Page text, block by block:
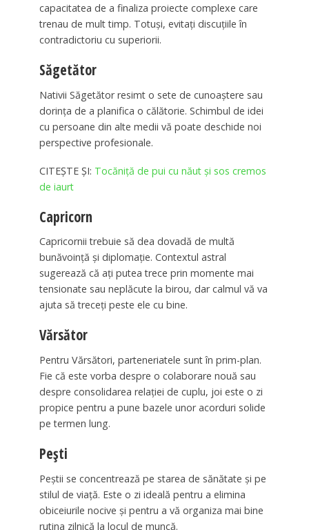
capacitatea de a finaliza proiecte complexe care
trenau de mult timp. Totuși, evitați discuțiile în
contradictoriu cu superiorii.
Săgetător
Nativii Săgetător resimt o sete de cunoaștere sau
dorința de a planifica o călătorie. Schimbul de idei
cu persoane din alte medii vă poate deschide noi
perspective profesionale.
CITEȘTE ȘI: Tocăniță de pui cu năut și sos cremos
de iaurt
Capricorn
Capricornii trebuie să dea dovadă de multă
bunăvoință și diplomație. Contextul astral
sugerează că ați putea trece prin momente mai
tensionate sau neplăcute la birou, dar calmul vă va
ajuta să treceți peste ele cu bine.
Vărsător
Pentru Vărsători, parteneriatele sunt în prim-plan.
Fie că este vorba despre o colaborare nouă sau
despre consolidarea relației de cuplu, joi este o zi
propice pentru a pune bazele unor acorduri solide
pe termen lung.
Pești
Peștii se concentrează pe starea de sănătate și pe
stilul de viață. Este o zi ideală pentru a elimina
obiceiurile nocive și pentru a vă organiza mai bine
rutina zilnică la locul de muncă.